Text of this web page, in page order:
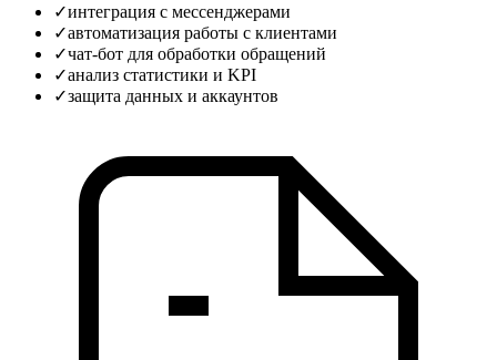
✓интеграция с мессенджерами
✓автоматизация работы с клиентами
✓чат‑бот для обработки обращений
✓анализ статистики и KPI
✓защита данных и аккаунтов